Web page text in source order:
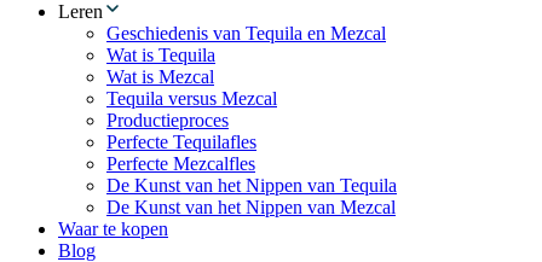
Leren
Geschiedenis van Tequila en Mezcal
Wat is Tequila
Wat is Mezcal
Tequila versus Mezcal
Productieproces
Perfecte Tequilafles
Perfecte Mezcalfles
De Kunst van het Nippen van Tequila
De Kunst van het Nippen van Mezcal
Waar te kopen
Blog